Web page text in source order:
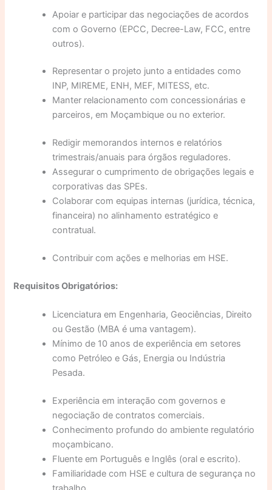
Apoiar e participar das negociações de acordos
com o Governo (EPCC, Decree-Law, FCC, entre
outros).
Representar o projeto junto a entidades como
INP, MIREME, ENH, MEF, MITESS, etc.
Manter relacionamento com concessionárias e
parceiros, em Moçambique ou no exterior.
Redigir memorandos internos e relatórios
trimestrais/anuais para órgãos reguladores.
Assegurar o cumprimento de obrigações legais e
corporativas das SPEs.
Colaborar com equipas internas (jurídica, técnica,
financeira) no alinhamento estratégico e
contratual.
Contribuir com ações e melhorias em HSE.
Requisitos Obrigatórios:
Licenciatura em Engenharia, Geociências, Direito
ou Gestão (MBA é uma vantagem).
Mínimo de 10 anos de experiência em setores
como Petróleo e Gás, Energia ou Indústria
Pesada.
Experiência em interação com governos e
negociação de contratos comerciais.
Conhecimento profundo do ambiente regulatório
moçambicano.
Fluente em Português e Inglês (oral e escrito).
Familiaridade com HSE e cultura de segurança no